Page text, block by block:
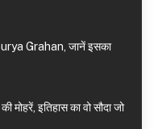
Grahan, जानें इसका
इतिहास का वो सौदा जो